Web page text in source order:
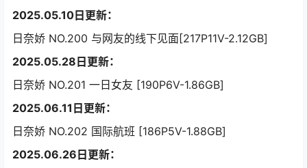
2025.05.10日更新：
日奈娇 NO.200 与网友的线下见面[217P11V-2.12GB]
2025.05.28日更新：
日奈娇 NO.201 一日女友 [190P6V-1.86GB]
2025.06.11日更新：
日奈娇 NO.202 国际航班 [186P5V-1.88GB]
2025.06.26日更新：